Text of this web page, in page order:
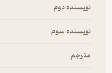
نویسنده دوم
نویسنده سوم
مترجم